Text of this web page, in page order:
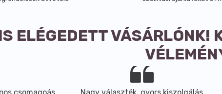
(kapszula)
kapszula naponta, ajánlott étkezések előtt vagy közben
adag)
ELÉGEDETT